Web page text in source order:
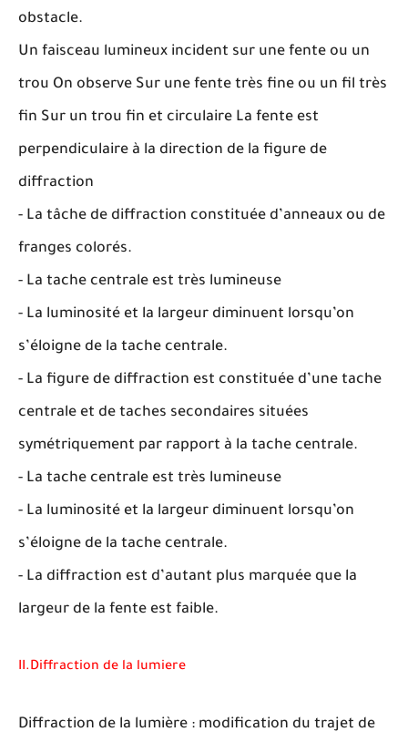
obstacle.
Un faisceau lumineux incident sur une fente ou un
trou On observe Sur une fente très fine ou un fil très
fin Sur un trou fin et circulaire La fente est
perpendiculaire à la direction de la figure de
diffraction
- La tâche de diffraction constituée d’anneaux ou de
franges colorés.
- La tache centrale est très lumineuse
- La luminosité et la largeur diminuent lorsqu’on
s’éloigne de la tache centrale.
- La figure de diffraction est constituée d’une tache
centrale et de taches secondaires situées
symétriquement par rapport à la tache centrale.
- La tache centrale est très lumineuse
- La luminosité et la largeur diminuent lorsqu’on
s’éloigne de la tache centrale.
- La diffraction est d’autant plus marquée que la
largeur de la fente est faible.
II.Diffraction de la lumiere
Diffraction de la lumière : modification du trajet de